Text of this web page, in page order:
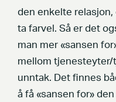
den enkelte
ta farvel. Så er det
man mer «sansen
mellom
unntak. Det finnes
å få «sansen for»